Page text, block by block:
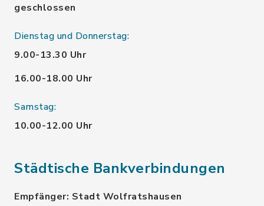
geschlossen
Dienstag und Donnerstag:
9.00-13.30 Uhr
16.00-18.00 Uhr
Samstag:
10.00-12.00 Uhr
Städtische Bankverbindungen
Empfänger: Stadt Wolfratshausen